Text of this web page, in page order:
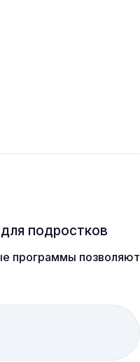
для подростков
программы позволяют